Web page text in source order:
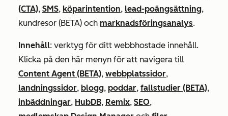
(CTA), SMS, köparintention, lead-poängsättning,
kundresor (BETA) och marknadsföringsanalys.
Innehåll: verktyg för ditt webbhostade innehåll.
Klicka på den här menyn för att navigera till
Content Agent (BETA), webbplatssidor,
landningssidor, blogg, poddar, fallstudier (BETA),
inbäddningar, HubDB, Remix, SEO,